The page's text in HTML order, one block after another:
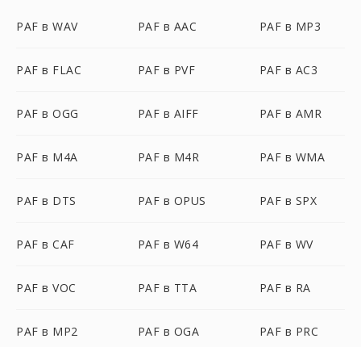
PAF в WAV PAF в AAC PAF в MP3
PAF в FLAC PAF в PVF PAF в AC3
PAF в OGG PAF в AIFF PAF в AMR
PAF в M4A PAF в M4R PAF в WMA
PAF в DTS PAF в OPUS PAF в SPX
PAF в CAF PAF в W64 PAF в WV
PAF в VOC PAF в TTA PAF в RA
PAF в MP2 PAF в OGA PAF в PRC